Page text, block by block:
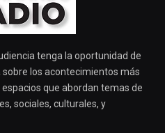
tenga la oportunidad de
los acontecimientos más
que abordan temas de
sociales, culturales, y